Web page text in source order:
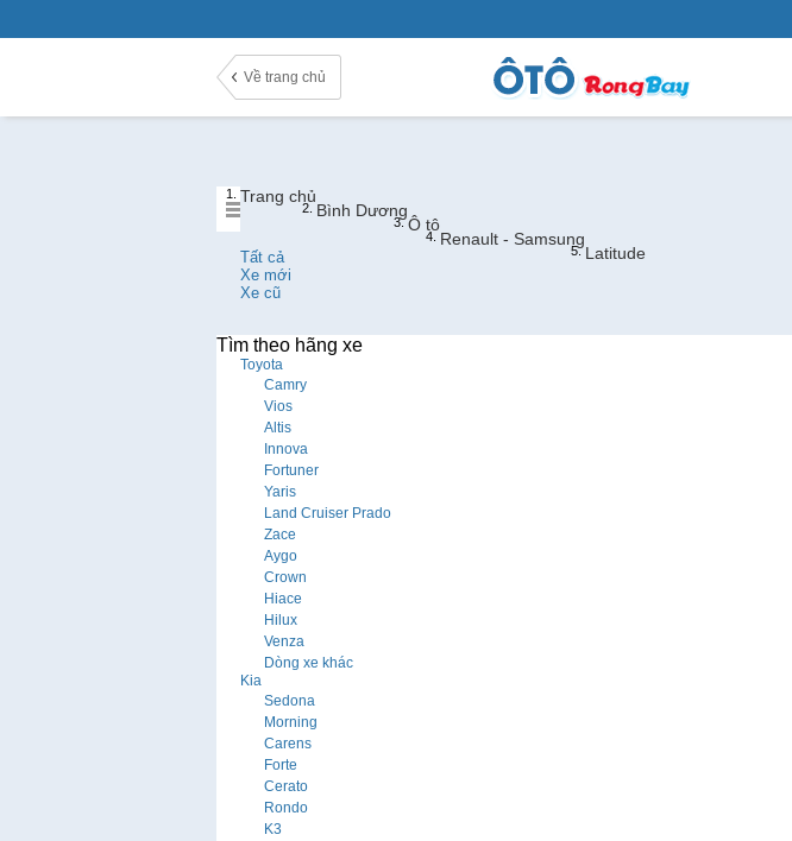
Về trang chủ
Trang chủ
Bình Dương
Ô tô
Renault - Samsung
Latitude
Tất cả
Xe mới
Xe cũ
Tìm theo hãng xe
Toyota
Camry
Vios
Altis
Innova
Fortuner
Yaris
Land Cruiser Prado
Zace
Aygo
Crown
Hiace
Hilux
Venza
Dòng xe khác
Kia
Sedona
Morning
Carens
Forte
Cerato
Rondo
K3